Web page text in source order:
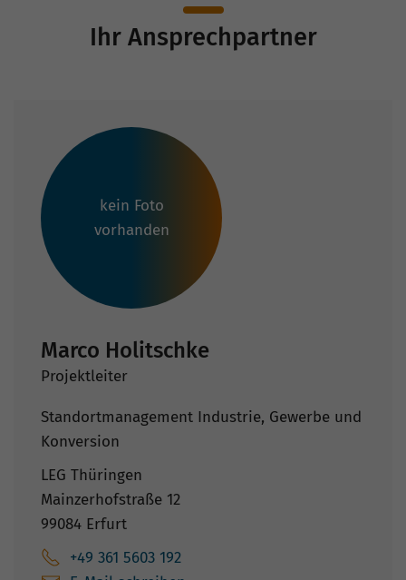
Ihr Ansprechpartner
kein Foto
vorhanden
Marco Holitschke
Projektleiter
Standortmanagement Industrie, Gewerbe und
Konversion
LEG Thüringen
Mainzerhofstraße 12
99084 Erfurt
+49 361 5603 192